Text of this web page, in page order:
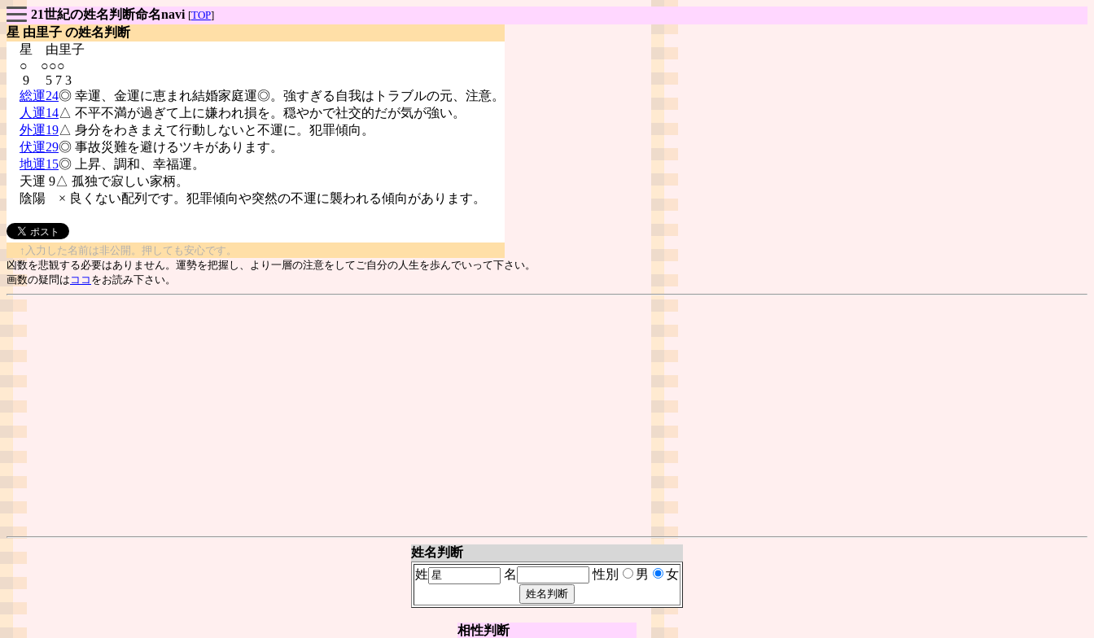
21世紀の姓名判断命名navi [TOP]
星 由里子 の姓名判断
星 由里子
○ ○○○
9 5 7 3
総運24◎ 幸運、金運に恵まれ結婚家庭運◎。強すぎる自我はトラブルの元、注意。
人運14△ 不平不満が過ぎて上に嫌われ損を。穏やかで社交的だが気が強い。
外運19△ 身分をわきまえて行動しないと不運に。犯罪傾向。
伏運29◎ 事故災難を避けるツキがあります。
地運15◎ 上昇、調和、幸福運。
天運 9△ 孤独で寂しい家柄。
陰陽 × 良くない配列です。犯罪傾向や突然の不運に襲われる傾向があります。
↑入力した名前は非公開。押しても安心です。
凶数を悲観する必要はありません。運勢を把握し、より一層の注意をしてご自分の人生を歩んでいって下さい。
画数の疑問は ココ をお読み下さい。
姓名判断
姓
名 性別 男 女
相性判断